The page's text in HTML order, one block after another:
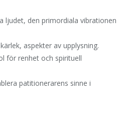
ljudet, den primordiala vibrationen
aspekter av upplysning.
för renhet och spirituell
patitionerarens sinne i